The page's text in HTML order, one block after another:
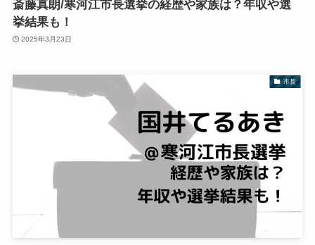
斎藤真朗/寒河江市長選挙の経歴や家族は？年収や選
挙結果も！
2025年3月23日
市長